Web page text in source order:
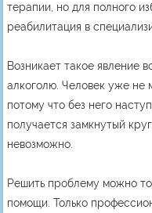
терапии, но для полного
реабилитация в
Возникает такое явление
алкоголю. Человек уже не
потому что без него
получается замкнутый
невозможно.
Решить проблему можно
помощи. Только